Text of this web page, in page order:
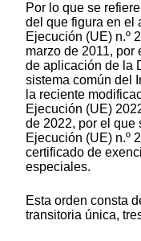
Por lo que se
del que figura en el
Ejecución (UE) n.º
marzo de 2011,
de aplicación de la
sistema común del
la reciente
Ejecución (UE)
de 2022, por el que
Ejecución (UE) n.º
certificado de
especiales.
Esta orden consta
transitoria única,